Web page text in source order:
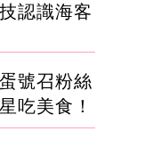
認識海客
號召粉絲
吃美食！